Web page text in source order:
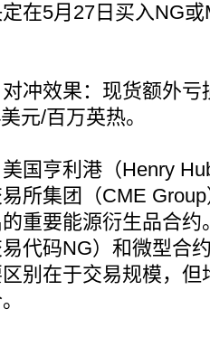
在5月27日买入NG
效果：现货额外亏
元/百万英热。
亨利港（Henry Hub
所集团（CME
重要能源衍生品合
易代码NG）和微型合
别在于交易规模，